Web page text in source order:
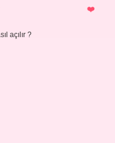
açılır ?